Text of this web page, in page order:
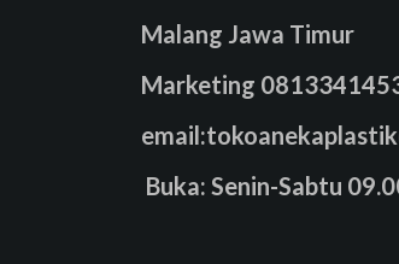
Malang Jawa Timur
Marketing
Buka: Senin-Sabtu